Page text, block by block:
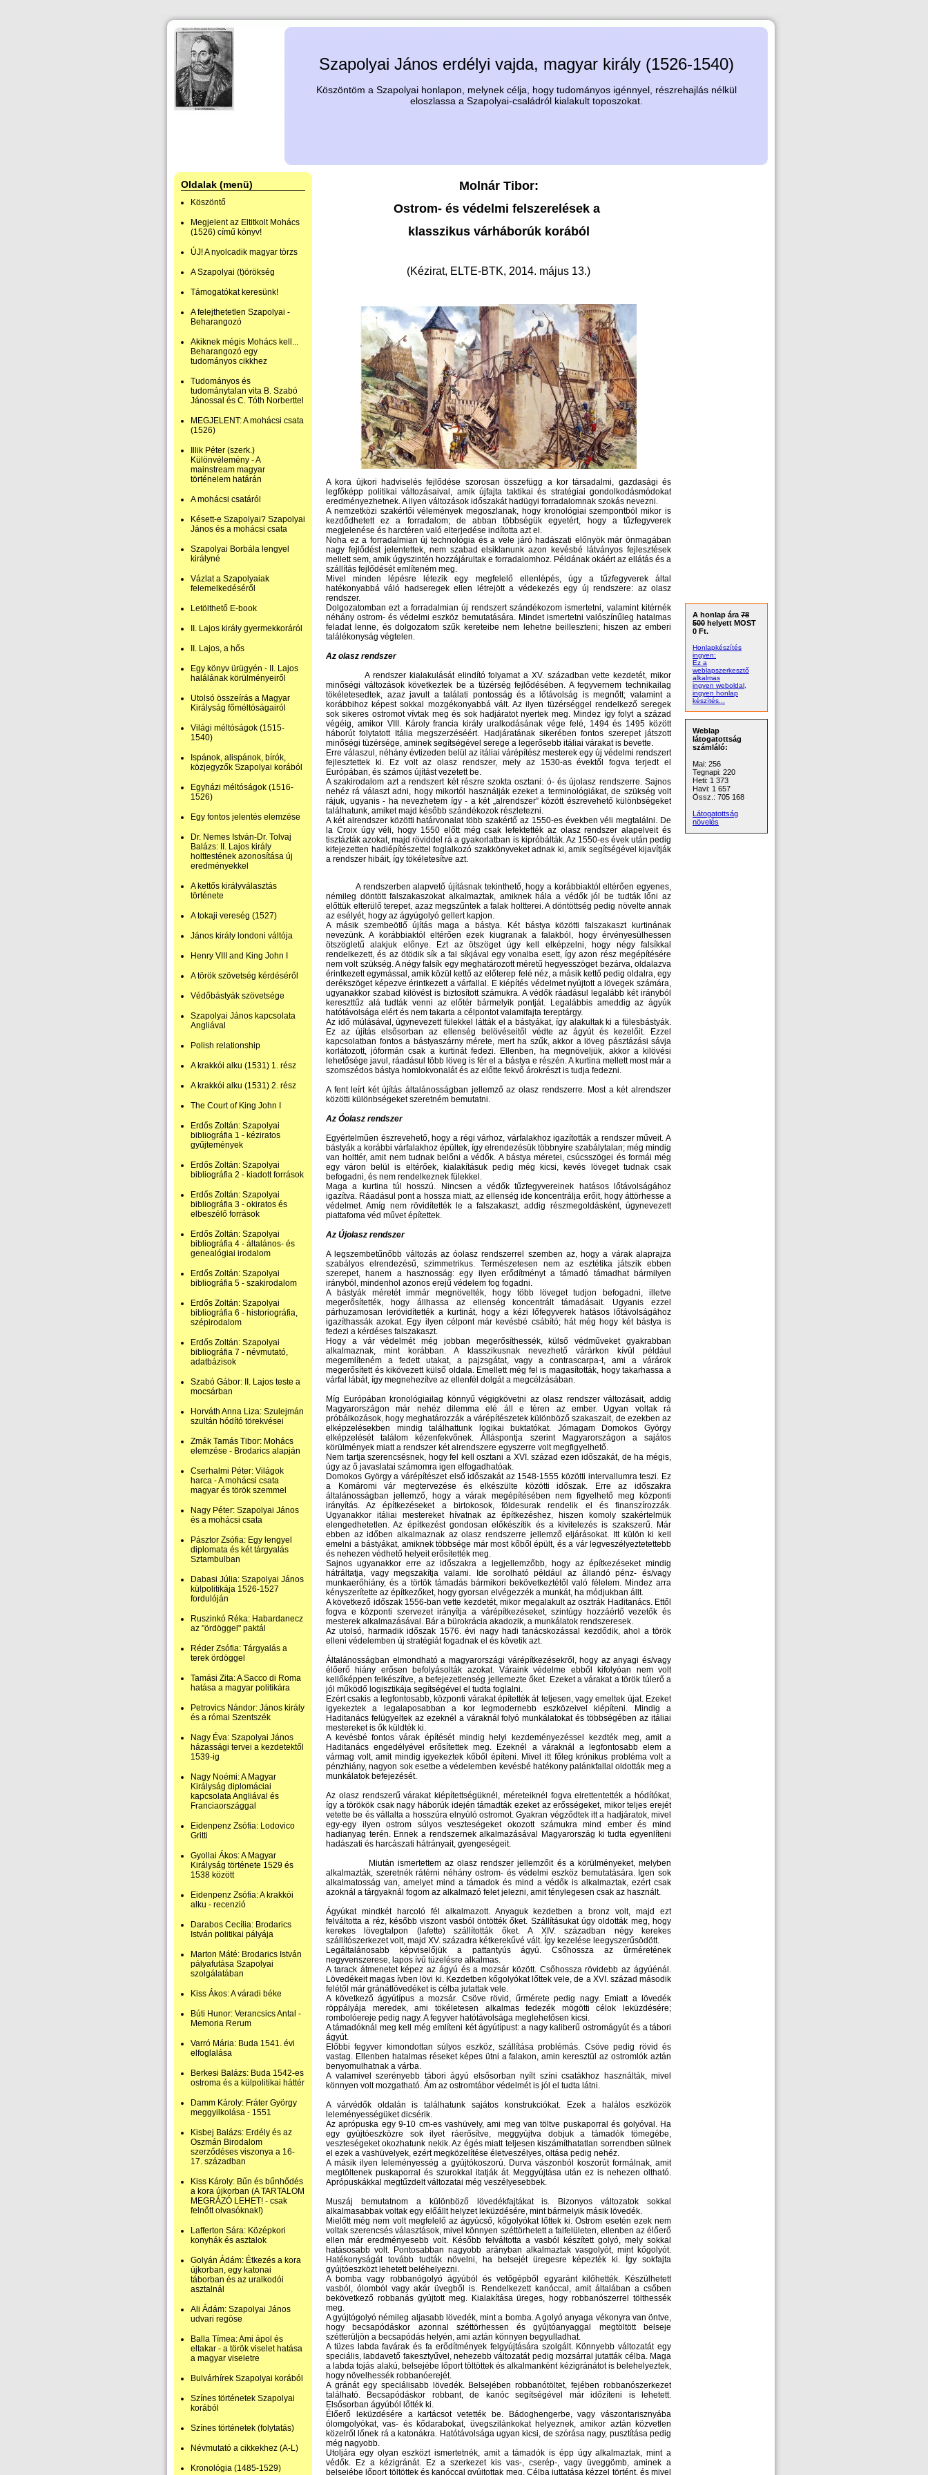
Szapolyai János erdélyi vajda, magyar király (1526-1540)
Köszöntöm a Szapolyai honlapon, melynek célja, hogy tudományos igénnyel, részrehajlás nélkül
eloszlassa a Szapolyai-családról kialakult toposzokat.
Oldalak (menü)
Köszöntő
Megjelent az Eltitkolt Mohács
(1526) című könyv!
ÚJ! A nyolcadik magyar törzs
A Szapolyai (t)örökség
Támogatókat keresünk!
A felejthetetlen Szapolyai -
Beharangozó
Akiknek mégis Mohács kell...
Beharangozó egy
tudományos cikkhez
Tudományos és
tudománytalan vita B. Szabó
Jánossal és C. Tóth Norberttel
MEGJELENT: A mohácsi csata
(1526)
Illik Péter (szerk.)
Különvélemény - A
mainstream magyar
történelem határán
A mohácsi csatáról
Késett-e Szapolyai? Szapolyai
János és a mohácsi csata
Szapolyai Borbála lengyel
királyné
Vázlat a Szapolyaiak
felemelkedéséről
Letölthető E-book
II. Lajos király gyermekkoráról
II. Lajos, a hős
Egy könyv ürügyén - II. Lajos
halálának körülményeiről
Utolsó összeírás a Magyar
Királyság főméltóságairól
Világi méltóságok (1515-
1540)
Ispánok, alispánok, bírók,
közjegyzők Szapolyai korából
Egyházi méltóságok (1516-
1526)
Egy fontos jelentés elemzése
Dr. Nemes István-Dr. Tolvaj
Balázs: II. Lajos király
holttestének azonosítása új
eredményekkel
A kettős királyválasztás
története
A tokaji vereség (1527)
János király londoni váltója
Henry VIII and King John I
A török szövetség kérdéséről
Védőbástyák szövetsége
Szapolyai János kapcsolata
Angliával
Polish relationship
A krakkói alku (1531) 1. rész
A krakkói alku (1531) 2. rész
The Court of King John I
Erdős Zoltán: Szapolyai
bibliográfia 1 - kéziratos
gyűjtemények
Erdős Zoltán: Szapolyai
bibliográfia 2 - kiadott források
Erdős Zoltán: Szapolyai
bibliográfia 3 - okiratos és
elbeszélő források
Erdős Zoltán: Szapolyai
bibliográfia 4 - általános- és
genealógiai irodalom
Erdős Zoltán: Szapolyai
bibliográfia 5 - szakirodalom
Erdős Zoltán: Szapolyai
bibliográfia 6 - historiográfia,
szépirodalom
Erdős Zoltán: Szapolyai
bibliográfia 7 - névmutató,
adatbázisok
Szabó Gábor: II. Lajos teste a
mocsárban
Horváth Anna Liza: Szulejmán
szultán hódító törekvései
Zmák Tamás Tibor: Mohács
elemzése - Brodarics alapján
Cserhalmi Péter: Világok
harca - A mohácsi csata
magyar és török szemmel
Nagy Péter: Szapolyai János
és a mohácsi csata
Pásztor Zsófia: Egy lengyel
diplomata és két tárgyalás
Sztambulban
Dabasi Júlia: Szapolyai János
külpolitikája 1526-1527
fordulóján
Ruszinkó Réka: Habardanecz
az "ördöggel" paktál
Réder Zsófia: Tárgyalás a
terek ördöggel
Tamási Zita: A Sacco di Roma
hatása a magyar politikára
Petrovics Nándor: János király
és a római Szentszék
Nagy Éva: Szapolyai János
házassági tervei a kezdetektől
1539-ig
Nagy Noémi: A Magyar
Királyság diplomáciai
kapcsolata Angliával és
Franciaországgal
Eidenpenz Zsófia: Lodovico
Gritti
Gyollai Ákos: A Magyar
Királyság története 1529 és
1538 között
Eidenpenz Zsófia: A krakkói
alku - recenzió
Darabos Cecília: Brodarics
István politikai pályája
Marton Máté: Brodarics István
pályafutása Szapolyai
szolgálatában
Kiss Ákos: A váradi béke
Búti Hunor: Verancsics Antal -
Memoria Rerum
Varró Mária: Buda 1541. évi
elfoglalása
Berkesi Balázs: Buda 1542-es
ostroma és a külpolitikai háttér
Damm Károly: Fráter György
meggyilkolása - 1551
Kisbej Balázs: Erdély és az
Oszmán Birodalom
szerződéses viszonya a 16-
17. században
Kiss Károly: Bűn és bűnhődés
a kora újkorban (A TARTALOM
MEGRÁZÓ LEHET! - csak
felnőtt olvasóknak!)
Lafferton Sára: Középkori
konyhák és asztalok
Golyán Ádám: Étkezés a kora
újkorban, egy katonai
táborban és az uralkodói
asztalnál
Ali Ádám: Szapolyai János
udvari regöse
Balla Tímea: Ami ápol és
eltakar - a török viselet hatása
a magyar viseletre
Bulvárhírek Szapolyai korából
Színes történetek Szapolyai
korából
Színes történetek (folytatás)
Névmutató a cikkekhez (A-L)
Kronológia (1485-1529)
Molnár Tibor:
Ostrom- és védelmi felszerelések a
klasszikus várháborúk korából
(Kézirat, ELTE-BTK, 2014. május 13.)
A kora újkori hadviselés fejlődése szorosan összefügg a kor társadalmi, gazdasági és
legfőképp politikai változásaival, amik újfajta taktikai és stratégiai gondolkodásmódokat
eredményezhetnek. A ilyen változások időszakát hadügyi forradalomnak szokás nevezni.
A nemzetközi szakértői vélemények megoszlanak, hogy kronológiai szempontból mikor is
kezdődhetett ez a forradalom; de abban többségük egyetért, hogy a tűzfegyverek
megjelenése és harctéren való elterjedése indította azt el.
Noha ez a forradalmian új technológia és a vele járó hadászati előnyök már önmagában
nagy fejlődést jelentettek, nem szabad elsiklanunk azon kevésbé látványos fejlesztések
mellett sem, amik úgyszintén hozzájárultak e forradalomhoz. Példának okáért az ellátás és a
szállítás fejlődését említeném meg.
Mivel minden lépésre létezik egy megfelelő ellenlépés, úgy a tűzfegyverek által
hatékonyabbá váló hadseregek ellen létrejött a védekezés egy új rendszere: az olasz
rendszer.
Dolgozatomban ezt a forradalmian új rendszert szándékozom ismertetni, valamint kitérnék
néhány ostrom- és védelmi eszköz bemutatására. Mindet ismertetni valószínűleg hatalmas
feladat lenne, és dolgozatom szűk kereteibe nem lehetne beilleszteni; hiszen az emberi
találékonyság végtelen.
Az olasz rendszer
A rendszer kialakulását elindító folyamat a XV. században vette kezdetét, mikor
minőségi változások következtek be a tüzérség fejlődésében. A fegyvernem technikailag
tökéletesedtek, azaz javult a találati pontosság és a lőtávolság is megnőtt; valamint a
korábbihoz képest sokkal mozgékonyabbá vált. Az ilyen tüzérséggel rendelkező seregek
sok sikeres ostromot vívtak meg és sok hadjáratot nyertek meg. Mindez így folyt a század
végéig, amikor VIII. Károly francia király uralkodásának vége felé, 1494 és 1495 között
háborút folytatott Itália megszerzéséért. Hadjáratának sikerében fontos szerepet játszott
minőségi tüzérsége, aminek segítségével serege a legerősebb itáliai várakat is bevette.
Erre válaszul, néhány évtizeden belül az itáliai várépítész mesterek egy új védelmi rendszert
fejlesztettek ki. Ez volt az olasz rendszer, mely az 1530-as évektől fogva terjedt el
Európában, és számos újítást vezetett be.
A szakirodalom azt a rendszert két részre szokta osztani: ó- és újolasz rendszerre. Sajnos
nehéz rá választ adni, hogy mikortól használják ezeket a terminológiákat, de szükség volt
rájuk, ugyanis - ha nevezhetem így - a két „alrendszer” között észrevehető különbségeket
találhatunk, amiket majd később szándékozok részletezni.
A két alrendszer közötti határvonalat több szakértő az 1550-es években véli megtalálni. De
la Croix úgy véli, hogy 1550 előtt még csak lefektették az olasz rendszer alapelveit és
tisztázták azokat, majd röviddel rá a gyakorlatban is kipróbálták. Az 1550-es évek után pedig
kifejezetten hadiépítészettel foglalkozó szakkönyveket adnak ki, amik segítségével kijavítják
a rendszer hibáit, így tökéletesítve azt.
A rendszerben alapvető újításnak tekinthető, hogy a korábbiaktól eltérően egyenes,
némileg döntött falszakaszokat alkalmaztak, amiknek hála a védők jól be tudták lőni az
előttük elterülő terepet, azaz megszűntek a falak holtterei. A döntöttség pedig növelte annak
az esélyét, hogy az ágyúgolyó gellert kapjon.
A másik szembeötlő újítás maga a bástya. Két bástya közötti falszakaszt kurtinának
nevezünk. A korábbiaktól eltérően ezek kiugranak a falakból, hogy érvényesülhessen
ötszögletű alakjuk előnye. Ezt az ötszöget úgy kell elképzelni, hogy négy falsíkkal
rendelkezett, és az ötödik sík a fal síkjával egy vonalba esett, így azon rész megépítésére
nem volt szükség. A négy falsík egy meghatározott méretű hegyesszöget bezárva, oldalazva
érintkezett egymással, amik közül kettő az előterep felé néz, a másik kettő pedig oldalra, egy
derékszöget képezve érintkezett a várfallal. E kiépítés védelmet nyújtott a lövegek számára,
ugyanakkor szabad kilövést is biztosított számukra. A védők ráadásul legalább két irányból
kereszttűz alá tudták venni az előtér bármelyik pontját. Legalábbis ameddig az ágyúk
hatótávolsága elért és nem takarta a célpontot valamifajta tereptárgy.
Az idő múlásával, úgynevezett fülekkel látták el a bástyákat, így alakultak ki a fülesbástyák.
Ez az újítás elsősorban az ellenség belövéseitől védte az ágyút és kezelőit. Ezzel
kapcsolatban fontos a bástyaszárny mérete, mert ha szűk, akkor a löveg pásztázási sávja
korlátozott, jóformán csak a kurtinát fedezi. Ellenben, ha megnöveljük, akkor a kilövési
lehetősége javul, ráadásul több löveg is fér el a bástya e részén. A kurtina mellett most már a
szomszédos bástya homlokvonalát és az előtte fekvő árokrészt is tudja fedezni.
A fent leírt két újítás általánosságban jellemző az olasz rendszerre. Most a két alrendszer
közötti különbségeket szeretném bemutatni.
Az Óolasz rendszer
Egyértelműen észrevehető, hogy a régi várhoz, várfalakhoz igazították a rendszer műveit. A
bástyák a korábbi várfalakhoz épültek, így elrendezésük többnyire szabálytalan; még mindig
van holttér, amit nem tudnak belőni a védők. A bástya méretei, csúcsszögei és formái még
egy váron belül is eltérőek, kialakításuk pedig még kicsi, kevés löveget tudnak csak
befogadni, és nem rendelkeznek fülekkel.
Maga a kurtina túl hosszú. Nincsen a védők tűzfegyvereinek hatásos lőtávolságához
igazítva. Ráadásul pont a hossza miatt, az ellenség ide koncentrálja erőit, hogy áttörhesse a
védelmet. Amíg nem rövidítették le a falszakaszt, addig részmegoldásként, úgynevezett
piattafoma véd művet építettek.
Az Újolasz rendszer
A legszembetűnőbb változás az óolasz rendszerrel szemben az, hogy a várak alaprajza
szabályos elrendezésű, szimmetrikus. Természetesen nem az esztétika játszik ebben
szerepet, hanem a hasznosság: egy ilyen erődítményt a támadó támadhat bármilyen
irányból, mindenhol azonos erejű védelem fog fogadni.
A bástyák méretét immár megnövelték, hogy több löveget tudjon befogadni, illetve
megerősítették, hogy állhassa az ellenség koncentrált támadásait. Ugyanis ezzel
párhuzamosan lerövidítették a kurtinát, hogy a kézi lőfegyverek hatásos lőtávolságához
igazíthassák azokat. Egy ilyen célpont már kevésbé csábító; hát még hogy két bástya is
fedezi a kérdéses falszakaszt.
Hogy a vár védelmét még jobban megerősíthessék, külső védműveket gyakrabban
alkalmaznak, mint korábban. A klasszikusnak nevezhető várárkon kívül például
megemlíteném a fedett utakat, a pajzsgátat, vagy a contrascarpa-t, ami a várárok
megerősített és kikövezett külső oldala. Emellett még fel is magasították, hogy takarhassa a
várfal lábát, így megnehezítve az ellenfél dolgát a megcélzásában.
Míg Európában kronológiailag könnyű végigkövetni az olasz rendszer változásait, addig
Magyarországon már nehéz dilemma elé áll e téren az ember. Ugyan voltak rá
próbálkozások, hogy meghatározzák a várépítészetek különböző szakaszait, de ezekben az
elképzelésekben mindig találhattunk logikai buktatókat. Jómagam Domokos György
elképzelését találom kézenfekvőnek. Álláspontja szerint Magyarországon a sajátos
körülmények miatt a rendszer két alrendszere egyszerre volt megfigyelhető.
Nem tartja szerencsésnek, hogy fel kell osztani a XVI. század ezen időszakát, de ha mégis,
úgy az ő javaslatai számomra igen elfogadhatóak.
Domokos György a várépítészet első időszakát az 1548-1555 közötti intervallumra teszi. Ez
a Komáromi vár megtervezése és elkészülte közötti időszak. Erre az időszakra
általánosságban jellemző, hogy a várak megépítésében nem figyelhető meg központi
irányítás. Az építkezéseket a birtokosok, földesurak rendelik el és finanszírozzák.
Ugyanakkor itáliai mestereket hívatnak az építkezéshez, hiszen komoly szakértelmük
elengedhetetlen. Az építkezést gondosan előkészítik és a kivitelezés is szakszerű. Már
ebben az időben alkalmaznak az olasz rendszerre jellemző eljárásokat. Itt külön ki kell
emelni a bástyákat, amiknek többsége már most kőből épült, és a vár legveszélyeztetettebb
és nehezen védhető helyeit erősítették meg.
Sajnos ugyanakkor erre az időszakra a legjellemzőbb, hogy az építkezéseket mindig
hátráltatja, vagy megszakítja valami. Ide sorolható például az állandó pénz- és/vagy
munkaerőhiány, és a törtök támadás bármikori bekövetkeztétől való félelem. Mindez arra
kényszerítette az építkezőket, hogy gyorsan elvégezzék a munkát, ha módjukban állt.
A következő időszak 1556-ban vette kezdetét, mikor megalakult az osztrák Haditanács. Ettől
fogva e központi szervezet irányítja a várépítkezéseket, szintúgy hozzáértő vezetők és
mesterek alkalmazásával. Bár a bürokrácia akadozik, a munkálatok rendszeresek.
Az utolsó, harmadik időszak 1576. évi nagy hadi tanácskozással kezdődik, ahol a török
elleni védelemben új stratégiát fogadnak el és követik azt.
Általánosságban elmondható a magyarországi várépítkezésekről, hogy az anyagi és/vagy
élőerő hiány erősen befolyásolták azokat. Váraink védelme ebből kifolyóan nem volt
kellőképpen felkészítve, a befejezetlenség jellemezte őket. Ezeket a várakat a török túlerő a
jól működő logisztikája segítségével el tudta foglalni.
Ezért csakis a legfontosabb, központi várakat építették át teljesen, vagy emeltek újat. Ezeket
igyekeztek a legalaposabban a kor legmodernebb eszközeivel kiépíteni. Mindig a
Haditanács felügyeltek az ezeknél a váraknál folyó munkálatokat és többségében az itáliai
mestereket is ők küldték ki.
A kevésbé fontos várak építését mindig helyi kezdeményezéssel kezdték meg, amit a
Haditanács engedélyével erősítettek meg. Ezeknél a váraknál a legfontosabb elem a
vármag volt, amit mindig igyekeztek kőből építeni. Mivel itt főleg krónikus probléma volt a
pénzhiány, nagyon sok esetbe a védelemben kevésbé hatékony palánkfallal oldották meg a
munkálatok befejezését.
Az olasz rendszerű várakat kiépítettségüknél, méreteiknél fogva elrettentették a hódítókat,
így a törökök csak nagy háborúk idején támadták ezeket az erősségeket, mikor teljes erejét
vetette be és vállalta a hosszúra elnyúló ostromot. Gyakran végződtek itt a hadjáratok, mivel
egy-egy ilyen ostrom súlyos veszteségeket okozott számukra mind ember és mind
hadianyag terén. Ennek a rendszernek alkalmazásával Magyarország ki tudta egyenlíteni
hadászati és harcászati hátrányait, gyengeségeit.
Miután ismertettem az olasz rendszer jellemzőit és a körülményeket, melyben
alkalmazták, szeretnék rátérni néhány ostrom- és védelmi eszköz bemutatására. Igen sok
alkalmatosság van, amelyet mind a támadok és mind a védők is alkalmaztak, ezért csak
azoknál a tárgyaknál fogom az alkalmazó felet jelezni, amit ténylegesen csak az használt.
Ágyúkat mindkét harcoló fél alkalmazott. Anyaguk kezdetben a bronz volt, majd ezt
felváltotta a réz, később viszont vasból öntötték őket. Szállításukat úgy oldották meg, hogy
kerekes lövegtalpon (lafette) szállították őket. A XIV. században négy kerekes
szállítószerkezet volt, majd XV. századra kétkerekűvé vált. Így kezelése leegyszerűsödött.
Legáltalánosabb képviselőjük a pattantyús ágyú. Csőhossza az űrméretének
negyvenszerese, lapos ívű tüzelésre alkalmas.
A tarack átmenetet képez az ágyú és a mozsár között. Csőhossza rövidebb az ágyúénál.
Lövedékeit magas ívben lövi ki. Kezdetben kőgolyókat lőttek vele, de a XVI. század második
felétől már gránátlövedéket is célba jutattak vele.
A következő ágyútípus a mozsár. Csöve rövid, űrmérete pedig nagy. Emiatt a lövedék
röppályája meredek, ami tökéletesen alkalmas fedezék mögötti célok leküzdésére;
rombolóereje pedig nagy. A fegyver hatótávolsága meglehetősen kicsi.
A támadóknál meg kell még említeni két ágyútípust: a nagy kaliberű ostromágyút és a tábori
ágyút.
Előbbi fegyver kimondottan súlyos eszköz, szállítása problémás. Csöve pedig rövid és
vastag. Ellenben hatalmas réseket képes ütni a falakon, amin keresztül az ostromlók aztán
benyomulhatnak a várba.
A valamivel szerényebb tábori ágyú elsősorban nyílt színi csatákhoz használták, mivel
könnyen volt mozgatható. Ám az ostromtábor védelmét is jól el tudta látni.
A várvédők oldalán is találhatunk sajátos konstrukciókat. Ezek a halálos eszközök
leleményességüket dicsérik.
Az aprópuska egy 9-10 cm-es vashüvely, ami meg van töltve puskaporral és golyóval. Ha
egy gyújtóeszközre sok ilyet ráerősítve, meggyújtva dobjuk a támadók tömegébe,
veszteségeket okozhatunk nekik. Az égés miatt teljesen kiszámíthatatlan sorrendben sülnek
el ezek a vashüvelyek, ezért megközelítése életveszélyes, oltása pedig nehéz.
A másik ilyen leleményesség a gyújtókoszorú. Durva vászonból koszorút formálnak, amit
megtöltenek puskaporral és szurokkal itatják át. Meggyújtása után ez is nehezen oltható.
Aprópuskákkal megtűzdelt változatai még veszélyesebbek.
Muszáj bemutatnom a különböző lövedékfajtákat is. Bizonyos változatok sokkal
alkalmasabbak voltak egy előállt helyzet leküzdésére, mint bármelyik másik lövedék.
Mielőtt még nem volt megfelelő az ágyúcső, kőgolyókat lőttek ki. Ostrom esetén ezek nem
voltak szerencsés választások, mivel könnyen széttörhetett a falfelületen, ellenben az élőerő
ellen már eredményesebb volt. Később felváltotta a vasból készített golyó, mely sokkal
hatásosabb volt. Pontosabban nagyobb arányban alkalmaztak vasgolyót, mint kőgolyót.
Hatékonyságát tovább tudták növelni, ha belsejét üregesre képezték ki. Így sokfajta
gyújtóeszközt lehetett beléhelyezni.
A bomba vagy robbanógolyó ágyúból és vetőgépből egyaránt kilőhették. Készülhetett
vasból, ólomból vagy akár üvegből is. Rendelkezett kanóccal, amit általában a csőben
bekövetkező robbanás gyújtott meg. Kialakítása üreges, hogy robbanószerrel tölthessék
meg.
A gyújtógolyó némileg aljasabb lövedék, mint a bomba. A golyó anyaga vékonyra van öntve,
hogy becsapódáskor azonnal széttörhessen és gyújtóanyaggal megtöltött belseje
szétterüljön a becsapódás helyén, ami aztán könnyen begyulladhat.
A tüzes labda favárak és fa erődítmények felgyújtására szolgált. Könnyebb változatát egy
speciális, labdavető fakesztyűvel, nehezebb változatát pedig mozsárral jutatták célba. Maga
a labda tojás alakú, belsejébe lőport töltöttek és alkalmanként kézigránátot is belehelyeztek,
hogy növelhessék robbanóerejét.
A gránát egy speciálisabb lövedék. Belsejében robbanótöltet, fejében robbanószerkezet
található. Becsapódáskor robbant, de kanóc segítségével már időzíteni is lehetett.
Elsősorban ágyúból lőtték ki.
Élőerő leküzdésére a kartácsot vetették be. Bádoghengerbe, vagy vászontarisznyába
ólomgolyókat, vas- és kődarabokat, üvegszilánkokat helyeznek, amikor aztán közvetlen
közelről lőnek rá a katonákra. Hatótávolsága ugyan kicsi, de szórása nagy, pusztítása pedig
még nagyobb.
Utoljára egy olyan eszközt ismertetnék, amit a támadók is épp úgy alkalmaztak, mint a
védők. Ez a kézigránát. Ez a szerkezet kis vas-, cserép-, vagy üveggömb, aminek a
belsejébe lőport töltöttek és kanóccal gyújtottak meg. Célba juttatása kézzel történt, és mivel
A honlap ára 78
500 helyett MOST
0 Ft.
Honlapkészítés
ingyen:
Ez a
weblapszerkesztő
alkalmas
ingyen weboldal,
ingyen honlap
készítés...
Weblap
látogatottság
számláló:
Mai: 256
Tegnapi: 220
Heti: 1 373
Havi: 1 657
Össz.: 705 168
Látogatottság
növelés